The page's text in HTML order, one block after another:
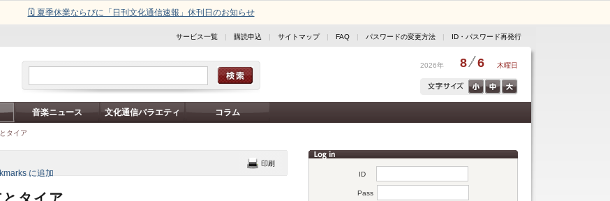
🗓️ 夏季休業ならびに「日刊文化通信速報」休刊日のお知らせ
サービス一覧 | 購読申込 | サイトマップ| FAQ | パスワードの変更方法 | ID・パスワード再発行
2026年 8 6 木曜日
音楽ニュース 文化通信バラエティ コラム
タイア
ID
Pass